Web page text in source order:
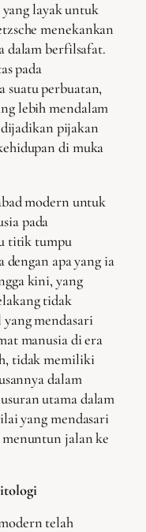
layak untuk
menekankan
dalam berfilsafat.
pada
suatu perbuatan,
lebih mendalam
pijakan
di muka
modern untuk
pada
titik tumpu
apa yang ia
kini, yang
tidak
mendasari
manusia di era
tidak memiliki
dalam
utama dalam
yang mendasari
jalan ke
telah